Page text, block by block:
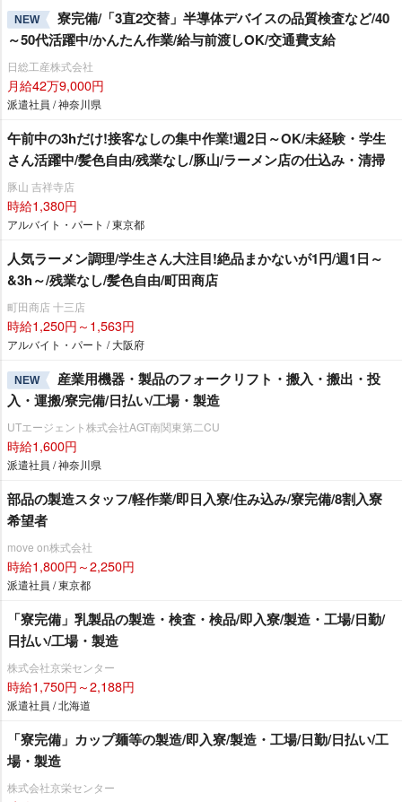
NEW
寮完備/「3直2交替」半導体デバイスの品質検査など/40
～50代活躍中/かんたん作業/給与前渡しOK/交通費支給
日総工産株式会社
月給42万9,000円
派遣社員 / 神奈川県
午前中の3hだけ!接客なしの集中作業!週2日～OK/未経験・学生
さん活躍中/髪色自由/残業なし/豚山/ラーメン店の仕込み・清掃
豚山 吉祥寺店
時給1,380円
アルバイト・パート / 東京都
人気ラーメン調理/学生さん大注目!絶品まかないが1円/週1日～
&3h～/残業なし/髪色自由/町田商店
町田商店 十三店
時給1,250円～1,563円
アルバイト・パート / 大阪府
NEW
産業用機器・製品のフォークリフト・搬入・搬出・投
入・運搬/寮完備/日払い/工場・製造
UTエージェント株式会社AGT南関東第二CU
時給1,600円
派遣社員 / 神奈川県
部品の製造スタッフ/軽作業/即日入寮/住み込み/寮完備/8割入寮
希望者
move on株式会社
時給1,800円～2,250円
派遣社員 / 東京都
「寮完備」乳製品の製造・検査・検品/即入寮/製造・工場/日勤/
日払い/工場・製造
株式会社京栄センター
時給1,750円～2,188円
派遣社員 / 北海道
「寮完備」カップ麺等の製造/即入寮/製造・工場/日勤/日払い/工
場・製造
株式会社京栄センター